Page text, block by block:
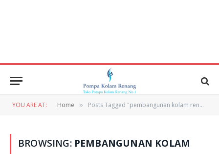
YOU ARE AT: Home » Posts Tagged "pembangunan kolam renang"
BROWSING: PEMBANGUNAN KOLAM